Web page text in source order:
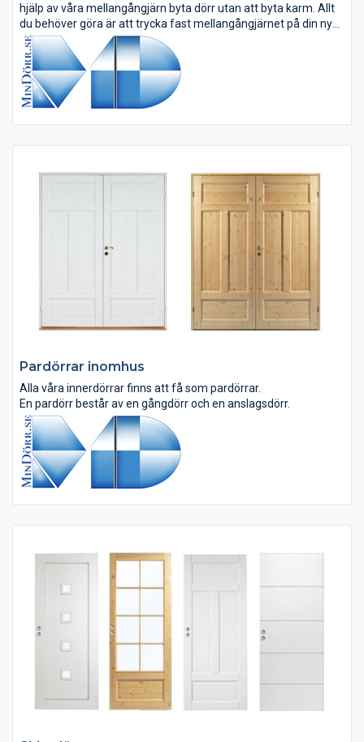
hjälp av våra mellangångjärn byta dörr utan att byta karm. Allt
du behöver göra är att trycka fast mellangångjärnet på din nya
dörr och hänga den på de gamla gångjärnen som sitter i...
Pardörrar inomhus
Alla våra innerdörrar finns att få som pardörrar.
En pardörr består av en gångdörr och en anslagsdörr.